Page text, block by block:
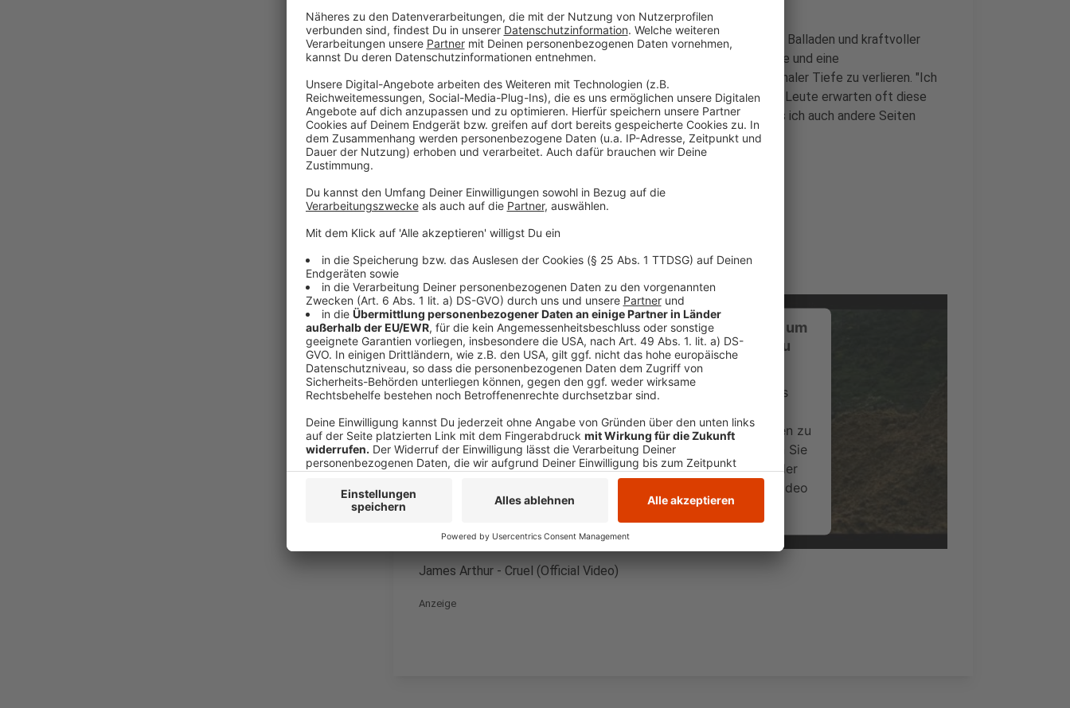
Klanglich markiert "PISCES" eine Weiterentwicklung. Statt großer Balladen und kraftvoller
Vocals setzt James diesmal auf sanftere Töne, sphärische Klänge und eine
zurückgenommene Gesangsperformance – ohne dabei an emotionaler Tiefe zu verlieren. "Ich
wollte das Album anders anlegen – mehr träumerisch, intimer. Die Leute erwarten oft diese
großen, gefühlvollen Balladen von mir, aber ich wollte zeigen, dass ich auch andere Seiten
habe", erklärt er.
Das neue Video zu "Cruel"
Wir benötigen Ihre Zustimmung, um
den YouTube Video-Service zu
laden!
Wir verwenden einen Service eines
einzubetten. Dieser Service kann Daten zu
Ihren Aktivitäten sammeln. Bitte lesen Sie
die Details durch und stimmen Sie der
Nutzung des Service zu, um dieses Video
anzusehen.
Mehr Informationen
James Arthur - Cruel (Official Video)
Anzeige